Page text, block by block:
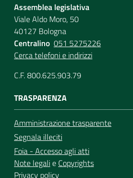
Assemblea legislativa
Viale Aldo Moro, 50
40127 Bologna
Centralino 051 5275226
Cerca telefoni e indirizzi
C.F. 800.625.903.79
TRASPARENZA
Amministrazione trasparente
Segnala illeciti
Foia - Accesso agli atti
Note legalie Copyrights
Privacy policy